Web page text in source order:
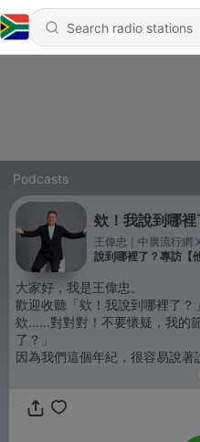
Podcasts
欸！我說到哪裡
王偉忠｜中廣流行網
說到哪裡了？專訪【
大家好，我是王偉忠。
歡迎收聽「欸！我說到哪裡了？
欸......對對對！不要懷疑，我的
了？」
因為我們這個年紀，很容易說